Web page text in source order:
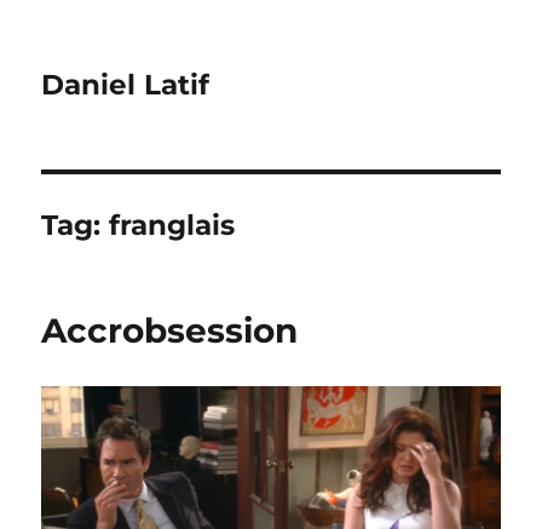
Daniel Latif
Tag:franglais
Accrobsession